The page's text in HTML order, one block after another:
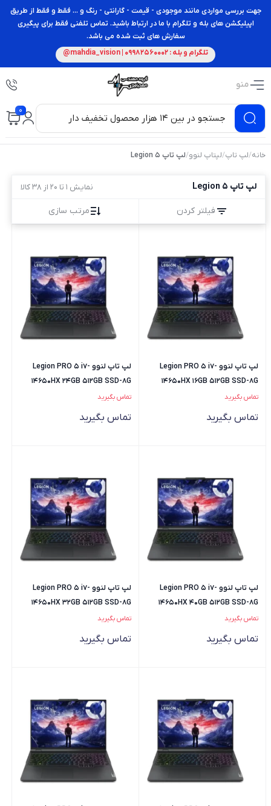
جهت بررسی مواردی مانند موجودی - قیمت - گارانتی - رنگ و ... فقط و فقط از طریق
اپیلیکشن های بله و تلگرام با ما در ارتباط باشید. تماس تلفنی فقط برای پیگیری
سفارش های ثبت شده می باشد.
تلگرام و بله : 09982560002 | mahdia_vision@
منو
0
خانه/لپ تاپ/لپتاپ لنوو/لپ تاپ Legion 5
لپ تاپ Legion 5 نمایش 1 تا 20 از 38 کالا
فیلتر کردن مرتب سازی
لپ تاپ لنوو Legion PRO 5 i7-
14650HX 16GB 512GB SSD-8G
4060
تماس بگیرید
تماس بگیرید
لپ تاپ لنوو Legion PRO 5 i7-
14650HX 24GB 512GB SSD-8G
4060
تماس بگیرید
تماس بگیرید
لپ تاپ لنوو Legion PRO 5 i7-
14650HX 40GB 512GB SSD-8G
4060
تماس بگیرید
تماس بگیرید
لپ تاپ لنوو Legion PRO 5 i7-
14650HX 32GB 512GB SSD-8G
4060
تماس بگیرید
تماس بگیرید